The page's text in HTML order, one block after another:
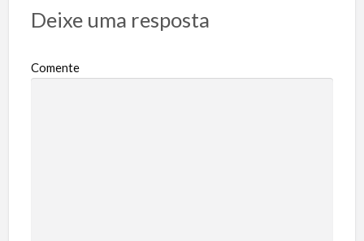
Deixe uma resposta
Comente